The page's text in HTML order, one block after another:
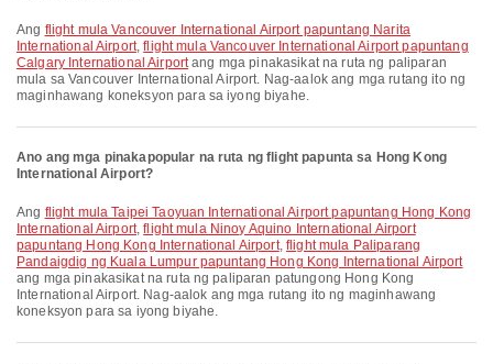
Ang flight mula Vancouver International Airport papuntang Narita
International Airport,flight mula Vancouver International Airport papuntang
Calgary International Airportang mga pinakasikat na ruta ng paliparan
mula sa Vancouver International Airport. Nag-aalok ang mga rutang ito ng
maginhawang koneksyon para sa iyong biyahe.
Ano ang mga pinakapopular na ruta ng flight papunta sa Hong Kong
International Airport?
Ang flight mula Taipei Taoyuan International Airport papuntang Hong Kong
International Airport,flight mula Ninoy Aquino International Airport
papuntang Hong Kong International Airport,flight mula Paliparang
Pandaigdig ng Kuala Lumpur papuntang Hong Kong International Airport
ang mga pinakasikat na ruta ng paliparan patungong Hong Kong
International Airport. Nag-aalok ang mga rutang ito ng maginhawang
koneksyon para sa iyong biyahe.